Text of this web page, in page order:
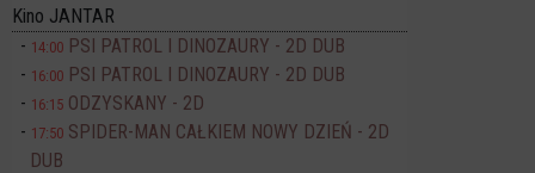
Kino JANTAR
14:00 PSI PATROL I DINOZAURY - 2D DUB
16:00 PSI PATROL I DINOZAURY - 2D DUB
16:15 ODZYSKANY - 2D
17:50 SPIDER-MAN CAŁKIEM NOWY DZIEŃ - 2D
DUB